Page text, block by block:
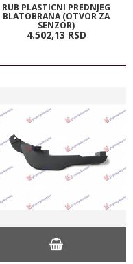
RUB PLASTICNI PREDNJEG
BLATOBRANA (OTVOR ZA
SENZOR)
4.502,13 RSD